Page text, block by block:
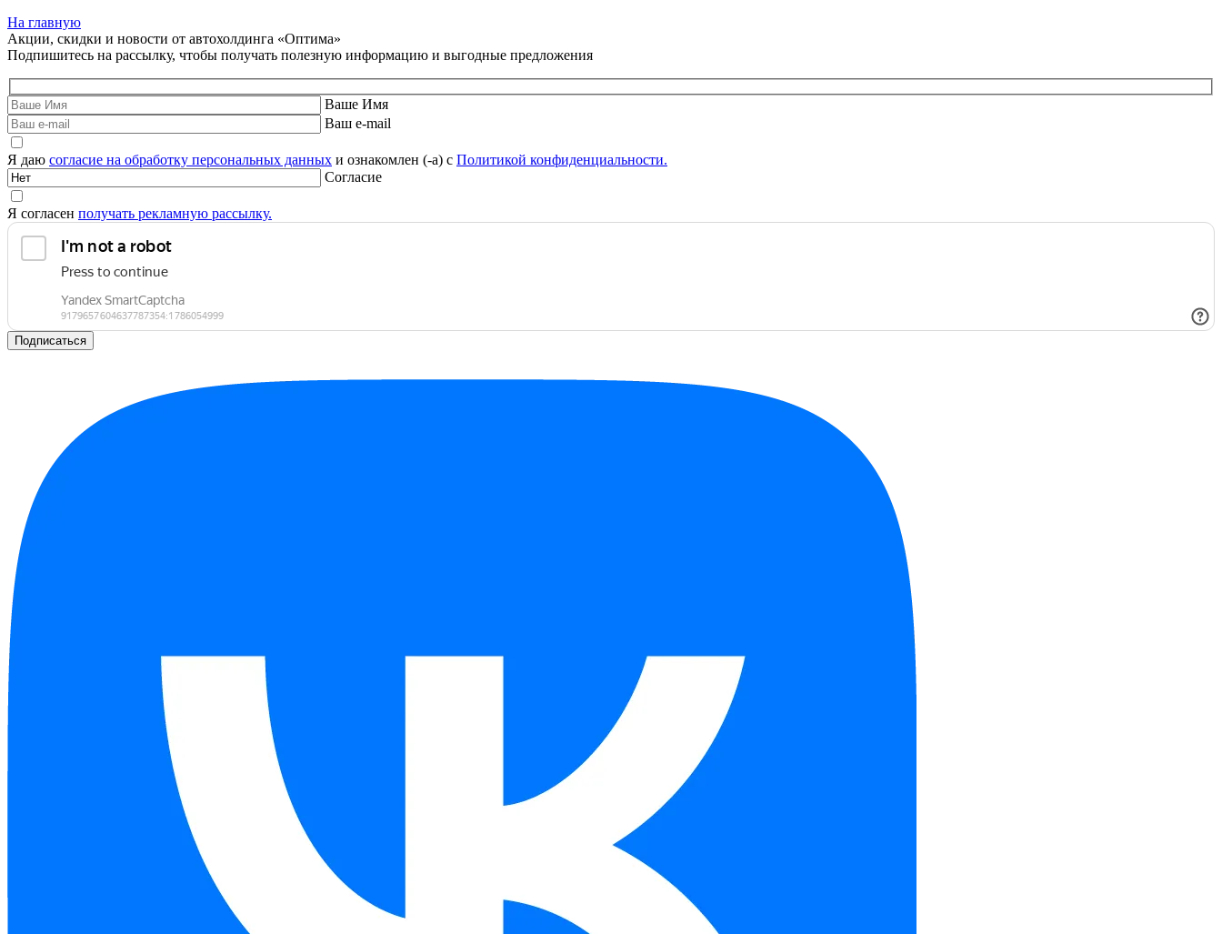
На главную
Акции, скидки и новости от автохолдинга «Оптима»
Подпишитесь на рассылку, чтобы получать полезную информацию и выгодные предложения
Ваше Имя
Ваш e-mail
Я даю согласие на обработку персональных данных и ознакомлен (-а) с Политикой конфиденциальности.
Согласие
Я согласен получать рекламную рассылку.